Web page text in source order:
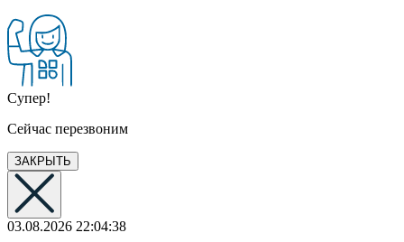
Супер!
Сейчас перезвоним
ЗАКРЫТЬ
03.08.2026 22:04:38